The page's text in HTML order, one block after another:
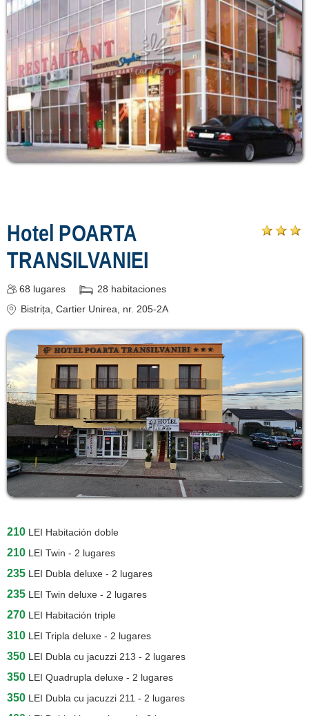
Hotel POARTA
TRANSILVANIEI
68 lugares 28 habitaciones
Bistrița, Cartier Unirea, nr. 205-2A
210 LEI Habitación doble
210 LEI Twin - 2 lugares
235 LEI Dubla deluxe - 2 lugares
235 LEI Twin deluxe - 2 lugares
270 LEI Habitación triple
310 LEI Tripla deluxe - 2 lugares
350 LEI Dubla cu jacuzzi 213 - 2 lugares
350 LEI Quadrupla deluxe - 2 lugares
350 LEI Dubla cu jacuzzi 211 - 2 lugares